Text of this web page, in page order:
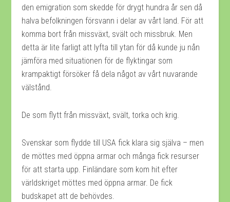
den emigration som skedde för drygt hundra år sen då
halva befolkningen försvann i delar av vårt land. För att
komma bort från missväxt, svält och missbruk. Men
detta är lite farligt att lyfta till ytan för då kunde ju nån
jämföra med situationen för de flyktingar som
krampaktigt försöker få dela något av vårt nuvarande
välstånd.
De som flytt från missväxt, svält, torka och krig.
Svenskar som flydde till USA fick klara sig själva – men
de möttes med öppna armar och många fick resurser
för att starta upp. Finländare som kom hit efter
världskriget möttes med öppna armar. De fick
budskapet att de behövdes.